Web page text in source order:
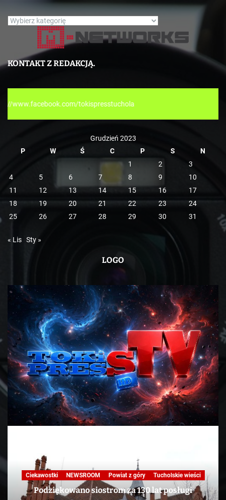
K
e
i
e
KONTAKT Z REDAKCJĄ.
tokispresstuchola
Grudzień 2023
P
W Ś C P S
N
1
2
3
4
5 6 7 8 9
10
11
12 13 14 15 16
17
18
19 20 21 22 23
24
25
26 27 28 29 30 31
« Lis Sty »
LOGO
Nasza praca NEWSROOM Powiat z góry
Skandale
Telewizja
Tucholskie wieści TV